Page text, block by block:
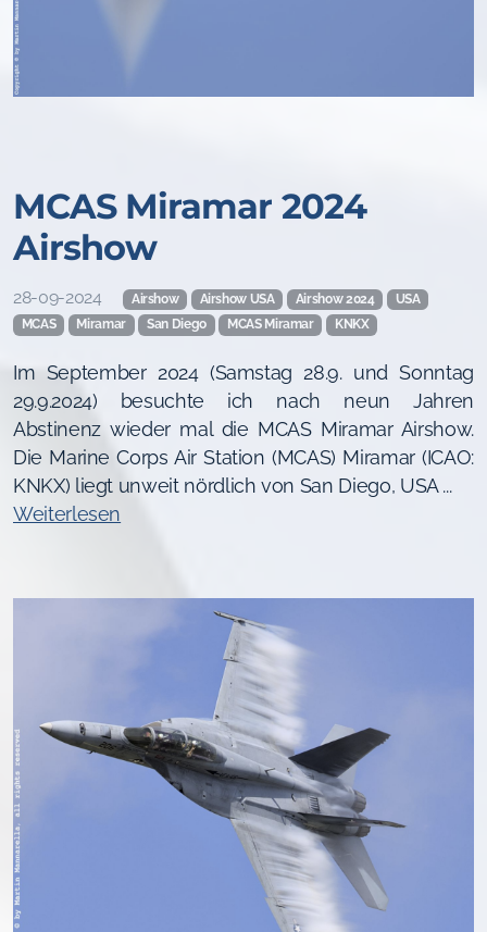
MCAS Miramar 2024
Airshow
28-09-2024 Airshow Airshow USA Airshow 2024
USA
MCAS
Miramar San Diego MCAS Miramar KNKX
Im September 2024 (Samstag 28.9. und Sonntag
29.9.2024) besuchte ich nach neun Jahren
Abstinenz wieder mal die MCAS Miramar Airshow.
Die Marine Corps Air Station (MCAS) Miramar (ICAO:
KNKX) liegt unweit nördlich von San Diego, USA ...
Weiterlesen